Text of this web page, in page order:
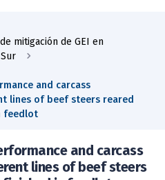
mitigación de GEI en
and carcass
lines of beef steers reared
feedlot
and carcass
lines of beef steers